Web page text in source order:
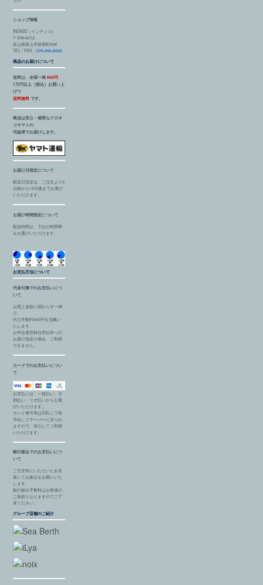
ショップ情報
INDIGO（インディゴ）
〒939-8212
富山県富山市掛尾町608
TEL / FAX：076-495-8560
商品のお届けについて
送料は、全国一律660円
1万円以上（税込）お買い上
げで
送料無料 です。
商品は安心・確実なクロネ
コヤマトの
宅急便でお届けします。
お届け日指定について
配送日指定は、ご注文より3
日後から14日後までお選び
いただけます。
お届け時間指定について
配送時間は、下記の時間帯
をお選びいただけます。
お支払方法について
代金引換でのお支払いにつ
いて
お買上金額に関わらず一律
で、
代引手数料440円を頂戴い
たします。
お申込者登録住所以外への
お届け指定の場合、ご利用
できません。
カードでのお支払いについ
て
お支払いは、一括払い、分
割払い、リボ払いからお選
びいただけます。
カード番号等はSSLにて暗
号化してサーバーに送られ
ますので、安心してご利用
いただけます。
銀行振込でのお支払いにつ
いて
ご注文時にいただいたお名
前にてお振込をお願いいた
します。
銀行振込手数料はお客様の
ご負担となりますのでご了
承ください。
グループ店舗のご紹介